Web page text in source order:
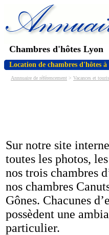
Chambres d'hôtes Lyon
Location de chambres d'hôtes
Annnuaire de référencement > Vacances et
Sur notre site
toutes les photos,
nos trois chambres
nos chambres
Gônes. Chacunes
possèdent une
particulier.